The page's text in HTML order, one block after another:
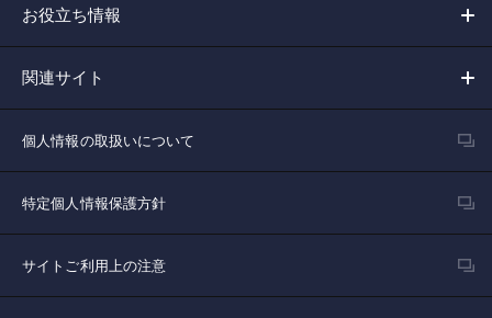
お役立ち情報
関連サイト
個人情報の取扱いについて
特定個人情報保護方針
サイトご利用上の注意